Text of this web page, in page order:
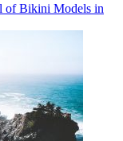
of Bikini Models in